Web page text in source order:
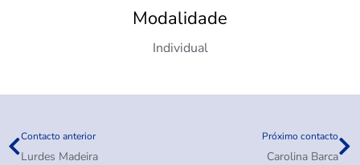
Modalidade
Individual
Contacto anterior
Lurdes Madeira
Próximo contacto
Carolina Barca